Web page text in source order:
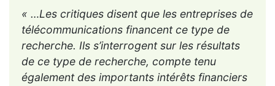
« …Les critiques disent que les entreprises de
télécommunications financent ce type de
recherche. Ils s’interrogent sur les résultats
de ce type de recherche, compte tenu
également des importants intérêts financiers